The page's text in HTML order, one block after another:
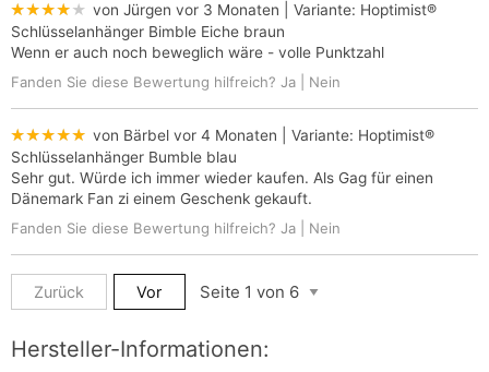
★★★★★ von Jürgen vor 3 Monaten | Variante: Hoptimist®
Schlüsselanhänger Bimble Eiche braun
Wenn er auch noch beweglich wäre - volle Punktzahl
Fanden Sie diese Bewertung hilfreich? Ja Nein
★★★★★ von Bärbel vor 4 Monaten | Variante: Hoptimist®
Schlüsselanhänger Bumble blau
Sehr gut. Würde ich immer wieder kaufen. Als Gag für einen
Dänemark Fan zi einem Geschenk gekauft.
Fanden Sie diese Bewertung hilfreich? Ja Nein
Zurück Vor
Hersteller-Informationen: